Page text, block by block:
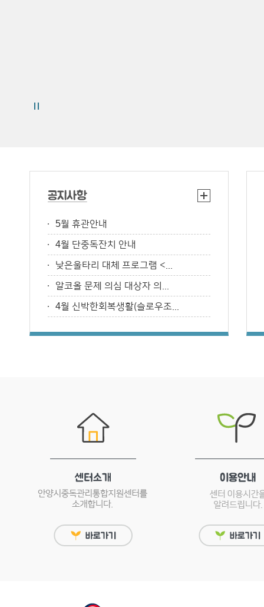
5월 휴관안내
4월 단중독잔치 안내
낮은울타리 대체 프로그램 <...
알코올 문제 의심 대상자 의...
4월 신박한회복생활(슬로우조...